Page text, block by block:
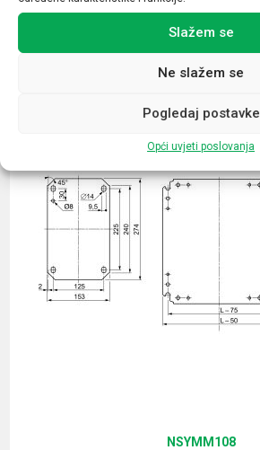
Slažem se
Ne slažem se
Pogledaj postavke
Opći uvjeti poslovanja
Povezani proizvodi
NSYMM108